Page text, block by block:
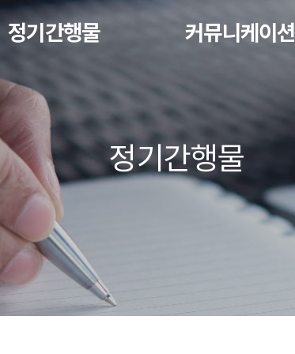
정기간행물 커뮤니케이션
정기간행물